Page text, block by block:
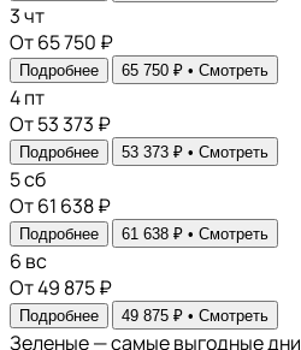
3чт
От 65 750 ₽
Подробнее 65 750 ₽ • Смотреть
4пт
От 53 373 ₽
Подробнее 53 373 ₽ • Смотреть
5сб
От 61 638 ₽
Подробнее 61 638 ₽ • Смотреть
6 вс
От 49 875 ₽
Подробнее 49 875 ₽ • Смотреть
Зеленые — самые выгодные дни